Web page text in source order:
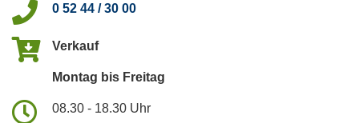
0 52 44 / 30 00
Verkauf
Montag bis Freitag
08.30 - 18.30 Uhr